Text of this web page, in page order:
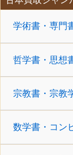
学術書・専門
哲学書・思想
宗教書・宗教
数学書・コン